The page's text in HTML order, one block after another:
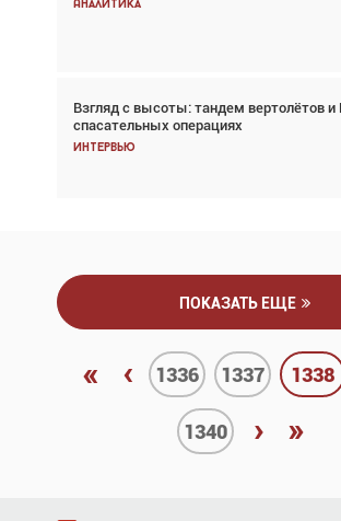
Аналитика
Взгляд с высоты: тандем вертолётов
спасательных операциях
Интервью
Частный самолёт – это актив.
покупке соответствующим образом
Интервью
ПОКАЗАТЬ ЕЩЕ
« ‹ 1336 1337 1338
1340 › »